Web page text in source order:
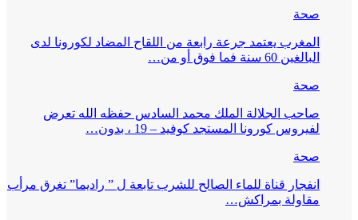
صحة
المغرب يعتمد جرعة رابعة من اللقاح المضاد لكورونا لدى
البالغين 60 سنة فما فوق أو من…
صحة
صاحب الجلالة الملك محمد السادس حفظه الله تعرض
لفيروس كورونا المستجد كوفيد – 19 ، بدون…
صحة
انفجار قناة للماء الصالح للشرب تابعة ل ” راديما” تغرق مرأب
مقاولة بمراكش…